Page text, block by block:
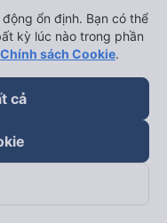
thúc của xe khách
Yên: 20:00
ổn định. Bạn có thể
kỳ lúc nào trong phần
Chính sách Cookie.
cả